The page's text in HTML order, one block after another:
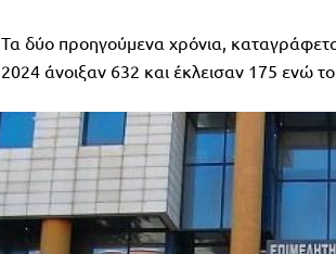
Τα δύο προηγούμενα χρόνια,
2024 άνοιξαν 632 και έκλεισαν 175 ενώ